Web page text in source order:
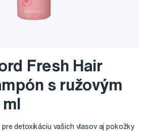
Fresh Hair
s ružovým
detoxikáciu vašich vlasov aj pokožky